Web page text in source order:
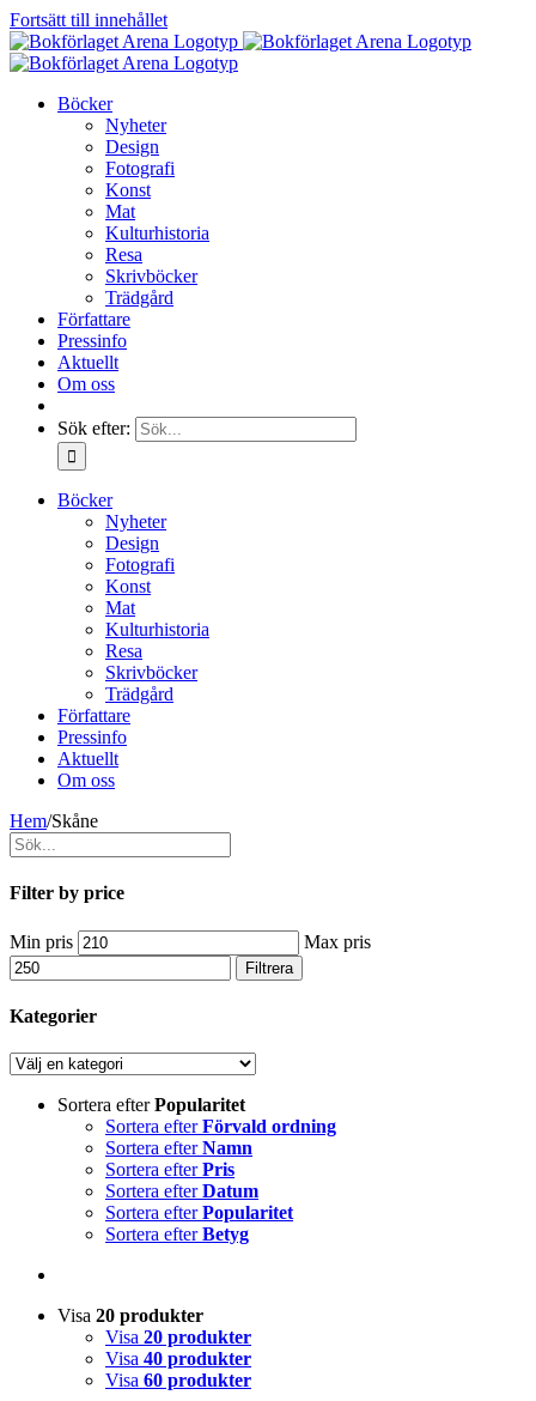
Fortsätt till innehållet
Böcker
Nyheter
Design
Fotografi
Konst
Mat
Kulturhistoria
Resa
Skrivböcker
Trädgård
Författare
Pressinfo
Aktuellt
Om oss
Sök efter:
Böcker
Nyheter
Design
Fotografi
Konst
Mat
Kulturhistoria
Resa
Skrivböcker
Trädgård
Författare
Pressinfo
Aktuellt
Om oss
Hem/Skåne
Filter by price
Min pris Max pris
Filtrera
Kategorier
Sortera efterPopularitet
Sortera efterFörvald ordning
Sortera efterNamn
Sortera efterPris
Sortera efterDatum
Sortera efterPopularitet
Sortera efterBetyg
Visa 20 produkter
Visa 20 produkter
Visa 40 produkter
Visa 60 produkter